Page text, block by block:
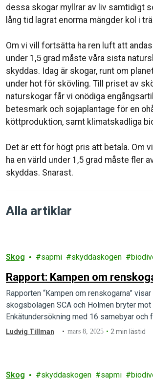
dessa skogar myllrar av liv samtidigt
lång tid lagrat enorma mängder kol i
Om vi vill fortsätta ha ren luft att
under 1,5 grad måste våra sista
skyddas. Idag är skogar, runt om
under hot för skövling. Till priset av
naturskogar får vi onödiga
betesmark och sojaplantage för en
köttproduktion, samt klimatskadliga
Det är ett för högt pris att betala. Om
ha en värld under 1,5 grad måste fler
skyddas. Snarast.
Alla artiklar
Skog sapmi skyddaskogen
Rapport: Kampen om
Rapporten “Kampen om renskogarna”
skogsbolagen SCA och Holmen bryter mot
Enkätundersökning med 16 samebyar och
Ludvig Tillman mars 8, 2025 2 min lästid
Skog skyddaskogen sapmi